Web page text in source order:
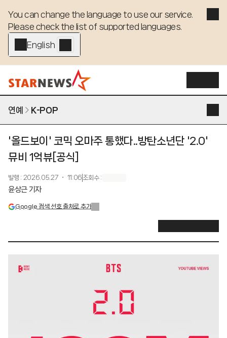
You can change the language to use our service.
Please check the list of supported languages.
English - EN
연예 K-POP
'올드보이' 코믹 오마주 통했다..방탄소년단 '2.0'
뮤비 1억뷰[공식]
발행 : 2026.05.27 ・ 11:06 조회수:
윤상근 기자
Google 검색 선호 출처로 추가